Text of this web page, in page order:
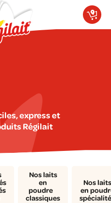
express et
Régilait
Nos laits
en
poudre
classiques
Nos laits
en